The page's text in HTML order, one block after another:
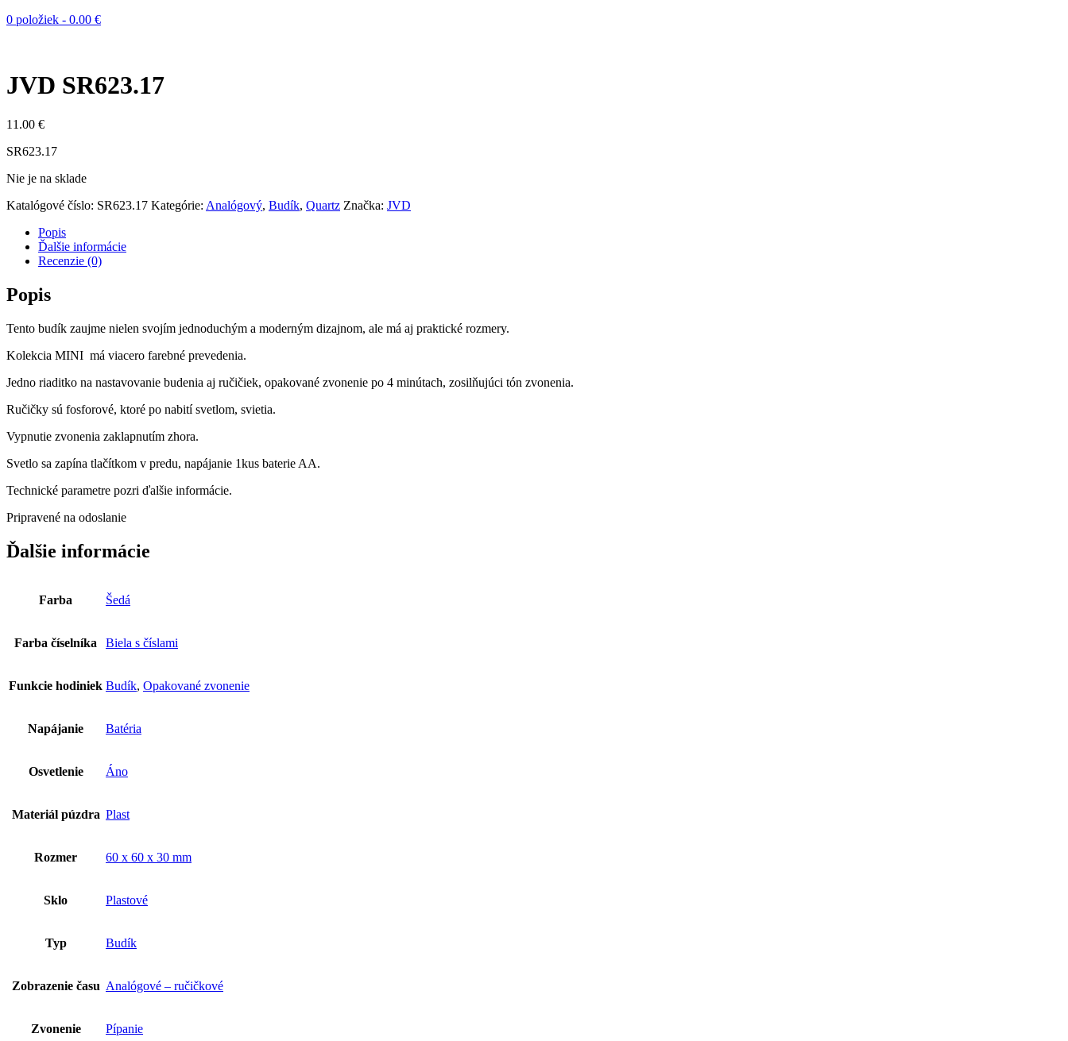
0 položiek - 0.00 €
JVD SR623.17
11.00 €
SR623.17
Nie je na sklade
Katalógové číslo: SR623.17 Kategórie: Analógový, Budík, Quartz Značka: JVD
Popis
Ďalšie informácie
Recenzie (0)
Popis
Tento budík zaujme nielen svojím jednoduchým a moderným dizajnom, ale má aj praktické rozmery.
Kolekcia MINI má viacero farebné prevedenia.
Jedno riaditko na nastavovanie budenia aj ručičiek, opakované zvonenie po 4 minútach, zosilňujúci tón zvonenia.
Ručičky sú fosforové, ktoré po nabití svetlom, svietia.
Vypnutie zvonenia zaklapnutím zhora.
Svetlo sa zapína tlačítkom v predu, napájanie 1kus baterie AA.
Technické parametre pozri ďalšie informácie.
Pripravené na odoslanie
Ďalšie informácie
Farba Šedá
Farba číselníka Biela s číslami
Funkcie hodiniek Budík, Opakované zvonenie
Napájanie Batéria
Osvetlenie Áno
Materiál púzdra Plast
Rozmer 60 x 60 x 30 mm
Sklo Plastové
Typ Budík
Zobrazenie času Analógové – ručičkové
Zvonenie Pípanie